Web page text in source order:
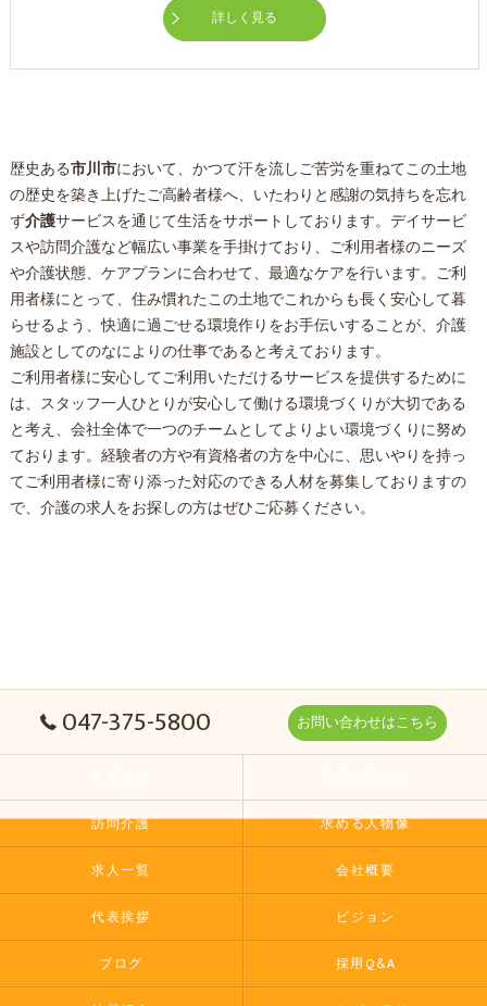
詳しく見る
歴史ある市川市において、かつて汗を流しご苦労を重ねてこの土地
の歴史を築き上げたご高齢者様へ、いたわりと感謝の気持ちを忘れ
ず介護サービスを通じて生活をサポートしております。デイサービ
スや訪問介護など幅広い事業を手掛けており、ご利用者様のニーズ
や介護状態、ケアプランに合わせて、最適なケアを行います。ご利
用者様にとって、住み慣れたこの土地でこれからも長く安心して暮
らせるよう、快適に過ごせる環境作りをお手伝いすることが、介護
施設としてのなによりの仕事であると考えております。
ご利用者様に安心してご利用いただけるサービスを提供するために
は、スタッフ一人ひとりが安心して働ける環境づくりが大切である
と考え、会社全体で一つのチームとしてよりよい環境づくりに努め
ております。経験者の方や有資格者の方を中心に、思いやりを持っ
てご利用者様に寄り添った対応のできる人材を募集しておりますの
で、介護の求人をお探しの方はぜひご応募ください。
047-375-5800 お問い合わせはこちら
訪問介護 求める人物像
求人一覧 会社概要
代表挨拶 ビジョン
ブログ 採用Q&A